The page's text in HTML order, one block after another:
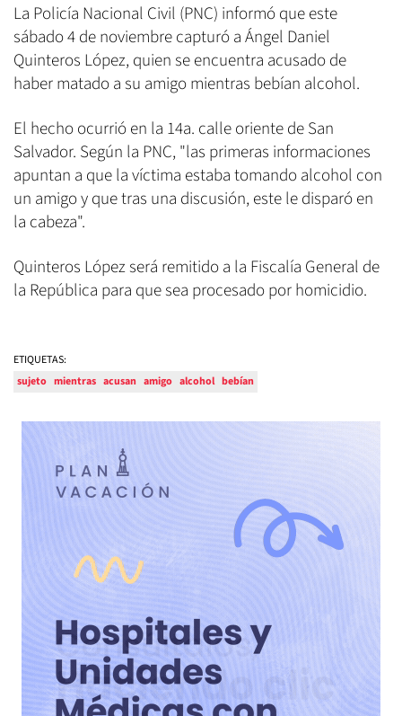
La Policía Nacional Civil (PNC) informó que este
sábado 4 de noviembre capturó a Ángel Daniel
Quinteros López, quien se encuentra acusado de
haber matado a su amigo mientras bebían alcohol.
El hecho ocurrió en la 14a. calle oriente de San
Salvador. Según la PNC, "las primeras informaciones
apuntan a que la víctima estaba tomando alcohol con
un amigo y que tras una discusión, este le disparó en
la cabeza".
Quinteros López será remitido a la Fiscalía General de
la República para que sea procesado por homicidio.
ETIQUETAS:
sujeto mientras acusan amigo alcohol bebían